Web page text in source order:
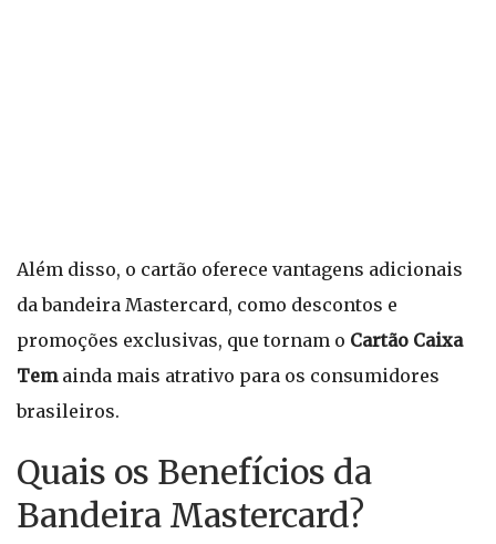
Além disso, o cartão oferece vantagens adicionais
da bandeira Mastercard, como descontos e
promoções exclusivas, que tornam o Cartão Caixa
Temainda mais atrativo para os consumidores
brasileiros.
Quais os Benefícios da
Bandeira Mastercard?